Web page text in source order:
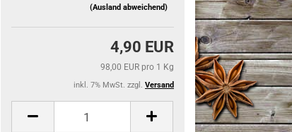
(Ausland abweichend)
4,90 EUR
98,00 EUR pro 1 Kg
inkl. 7% MwSt. zzgl. Versand